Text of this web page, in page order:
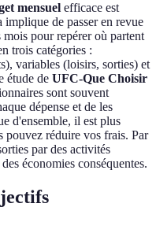
mensuel efficace est
implique de passer en revue
mois pour repérer où partent
trois catégories :
variables (loisirs, sorties) et
étude de UFC-Que Choisir
sont souvent
dépense et de les
d'ensemble, il est plus
pouvez réduire vos frais. Par
par des activités
économies conséquentes.